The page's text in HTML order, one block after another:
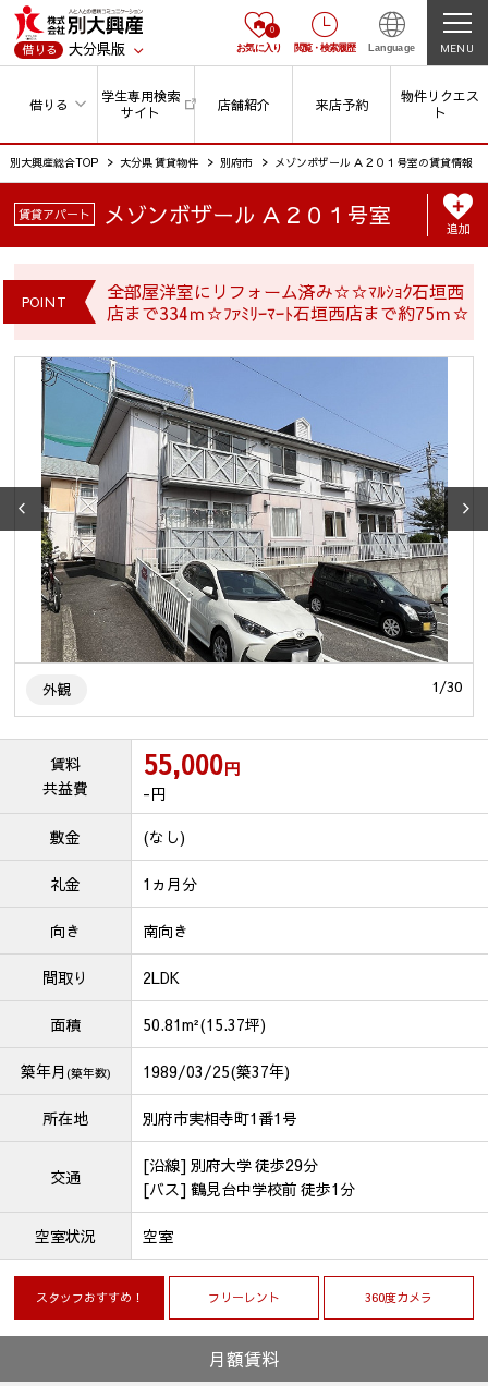
借りる 大分県版
0
お気に入り 閲覧・ 検索履歴 Language MENU
借りる
学生専用検索
サイト
店舗紹介 来店予約
物件リクエス
ト
別大興産総合TOP 大分県 賃貸物件 別府市 メゾンボザール Ａ２０１号室の賃貸情報
賃貸アパート メゾンボザール Ａ２０１号室 追加
POINT
全部屋洋室にリフォーム済み☆☆ﾏﾙｼｮｸ石垣西
店まで334ｍ☆ﾌｧﾐﾘｰﾏｰﾄ石垣西店まで約75ｍ☆
外観 1/30
賃料
共益費
55,000円
-円
敷金
(なし)
礼金 1ヵ月分
向き 南向き
間取り 2LDK
面積 50.81m²(15.37坪)
築年月 (築年数) 1989/03/25(築37年)
所在地 別府市実相寺町1番1号
交通
[沿線] 別府大学 徒歩29分
[バス] 鶴見台中学校前 徒歩1分
空室状況 空室
スタッフおすすめ！ フリーレント 360度カメラ
月額賃料